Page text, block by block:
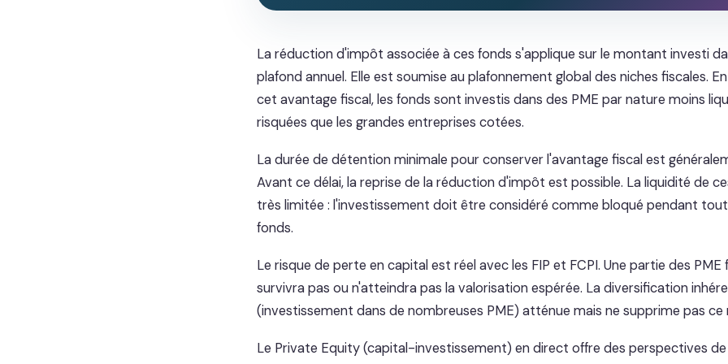
La réduction d'impôt associée à ces fonds s'applique sur le montant investi
plafond annuel. Elle est soumise au plafonnement global des niches fiscales.
cet avantage fiscal, les fonds sont investis dans des PME par nature moins
risquées que les grandes entreprises cotées.
La durée de détention minimale pour conserver l'avantage fiscal est
Avant ce délai, la reprise de la réduction d'impôt est possible. La liquidité de
très limitée : l'investissement doit être considéré comme bloqué pendant
fonds.
Le risque de perte en capital est réel avec les FIP et FCPI. Une partie des PME
survivra pas ou n'atteindra pas la valorisation espérée. La diversification
(investissement dans de nombreuses PME) atténue mais ne supprime pas ce
Le Private Equity (capital-investissement) en direct offre des perspectives